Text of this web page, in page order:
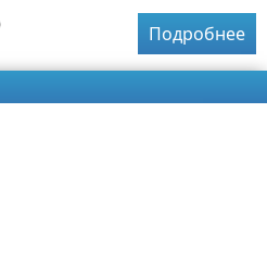
Подробнее